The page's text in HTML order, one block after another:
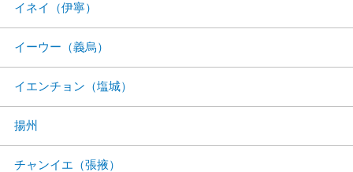
イネイ（伊寧）
イーウー（義烏）
イエンチョン（塩城）
揚州
チャンイエ（張掖）